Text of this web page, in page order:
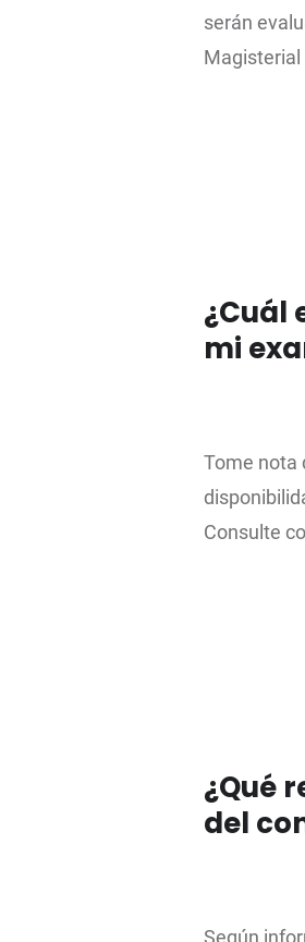
serán
Magisterial
¿Cuál
mi
Tome nota
Consulte
¿Qué
del
Según